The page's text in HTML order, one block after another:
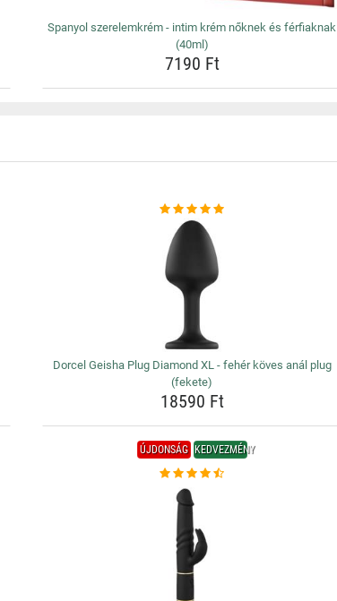
Spanyol szerelemkrém - intim krém nőknek és férfiaknak
(40ml)
7190 Ft
Dorcel Geisha Plug Diamond XL - fehér köves anál plug
(fekete)
18590 Ft
ÚJDONSÁG KEDVEZMÉNY